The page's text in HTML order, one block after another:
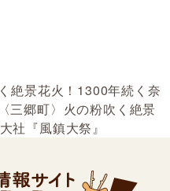
絶景花火！1300年続く奈
〈三郷町〉火の粉吹く絶景
社『風鎮大祭』